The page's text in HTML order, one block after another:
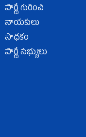
పార్టీ గురించి
నాయకులు
సాధకం
పార్టీ సభ్యులు